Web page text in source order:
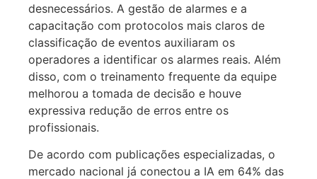
desnecessários. A gestão de alarmes e a
capacitação com protocolos mais claros de
classificação de eventos auxiliaram os
operadores a identificar os alarmes reais. Além
disso, com o treinamento frequente da equipe
melhorou a tomada de decisão e houve
expressiva redução de erros entre os
profissionais.
De acordo com publicações especializadas, o
mercado nacional já conectou a IA em 64% das